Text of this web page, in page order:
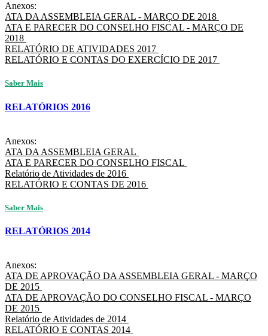
Anexos:
ATA DA ASSEMBLEIA GERAL - MARÇO DE 2018
ATA E PARECER DO CONSELHO FISCAL - MARÇO DE
2018
RELATÓRIO DE ATIVIDADES 2017
RELATÓRIO E CONTAS DO EXERCÍCIO DE 2017
Saber Mais
RELATÓRIOS 2016
Anexos:
ATA DA ASSEMBLEIA GERAL
ATA E PARECER DO CONSELHO FISCAL
Relatório de Atividades de 2016
RELATÓRIO E CONTAS DE 2016
Saber Mais
RELATÓRIOS 2014
Anexos:
ATA DE APROVAÇÃO DA ASSEMBLEIA GERAL - MARÇO
DE 2015
ATA DE APROVAÇÃO DO CONSELHO FISCAL - MARÇO
DE 2015
Relatório de Atividades de 2014
RELATÓRIO E CONTAS 2014